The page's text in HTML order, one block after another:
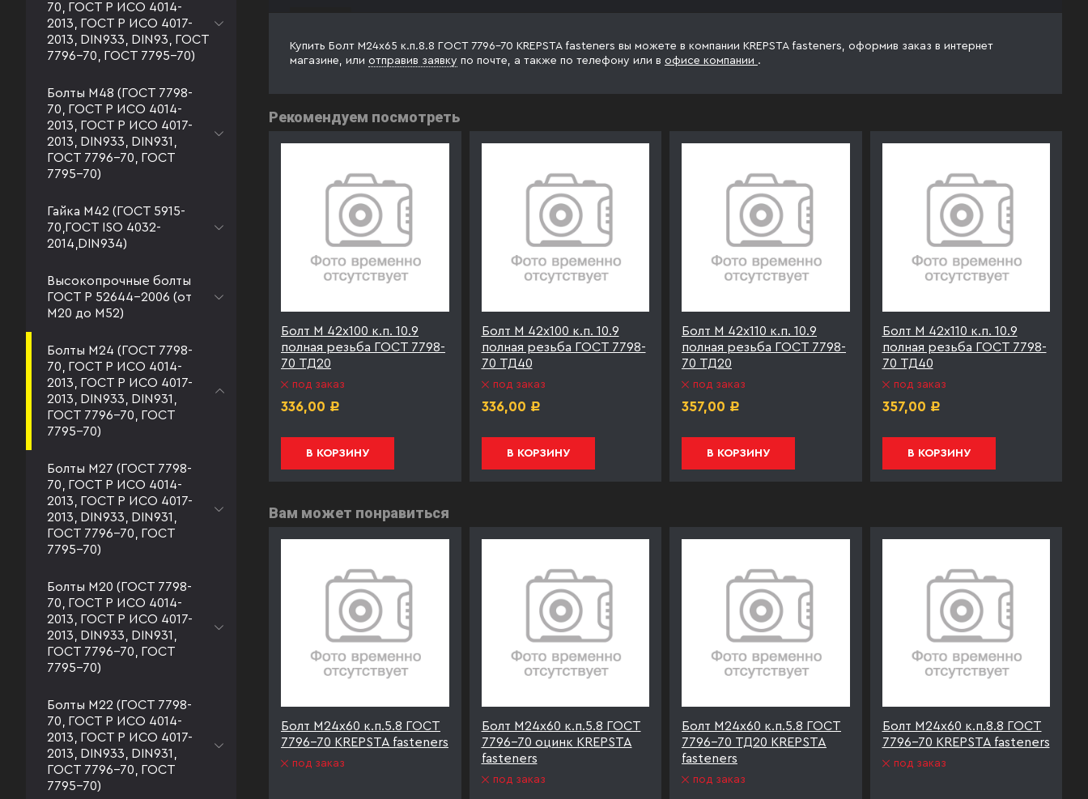
70, ГОСТ Р ИСО 4014-
2013, ГОСТ Р ИСО 4017-
2013, DIN933, DIN93, ГОСТ
7796-70, ГОСТ 7795-70)
Болты М48 (ГОСТ 7798-
70, ГОСТ Р ИСО 4014-
2013, ГОСТ Р ИСО 4017-
2013, DIN933, DIN931,
ГОСТ 7796-70, ГОСТ
7795-70)
Гайка М42 (ГОСТ 5915-
70,ГОСТ ISO 4032-
2014,DIN934)
Высокопрочные болты
ГОСТ Р 52644-2006 (от
М20 до М52)
Болты М24 (ГОСТ 7798-
70, ГОСТ Р ИСО 4014-
2013, ГОСТ Р ИСО 4017-
2013, DIN933, DIN931,
ГОСТ 7796-70, ГОСТ
7795-70)
Болты М27 (ГОСТ 7798-
70, ГОСТ Р ИСО 4014-
2013, ГОСТ Р ИСО 4017-
2013, DIN933, DIN931,
ГОСТ 7796-70, ГОСТ
7795-70)
Болты М20 (ГОСТ 7798-
70, ГОСТ Р ИСО 4014-
2013, ГОСТ Р ИСО 4017-
2013, DIN933, DIN931,
ГОСТ 7796-70, ГОСТ
7795-70)
Болты М22 (ГОСТ 7798-
70, ГОСТ Р ИСО 4014-
2013, ГОСТ Р ИСО 4017-
2013, DIN933, DIN931,
ГОСТ 7796-70, ГОСТ
7795-70)
Купить Болт М24х65 к.п.8.8 ГОСТ 7796-70 KREPSTA fasteners вы можете в компании KREPSTA fasteners, оформив заказ в интернет
магазине, или отправив заявку по почте, а также по телефону или в офисе компании .
Рекомендуем посмотреть
полная резьба ГОСТ 7798-
70 ТД40
под заказ
399,00 Р
Болт М 42х100 к.п. 10.9
полная резьба ГОСТ 7798-
70 ТД20
под заказ
336,00 Р
В КОРЗИНУ
Болт М 42х100 к.п. 10.9
полная резьба ГОСТ 7798-
70 ТД40
под заказ
336,00 Р
В КОРЗИНУ
Болт М 42х110 к.п. 10.9
полная резьба ГОСТ 7798-
70 ТД20
под заказ
357,00 Р
В КОРЗИНУ
Болт М 42х110 к.п. 10.9
полная резьба ГОСТ 7798-
70 ТД40
под заказ
357,00 Р
В КОРЗИНУ
Вам может понравиться
Болт М24х60 к.п.8.8 ГОСТ
7796-70 оцинк KREPSTA
fasteners
под заказ
Болт М24х60 к.п.5.8 ГОСТ
7796-70 KREPSTA fasteners
под заказ
Болт М24х60 к.п.5.8 ГОСТ
7796-70 оцинк KREPSTA
fasteners
под заказ
Болт М24х60 к.п.5.8 ГОСТ
7796-70 ТД20 KREPSTA
fasteners
под заказ
Болт М24х60 к.п.8.8 ГОСТ
7796-70 KREPSTA fasteners
под заказ